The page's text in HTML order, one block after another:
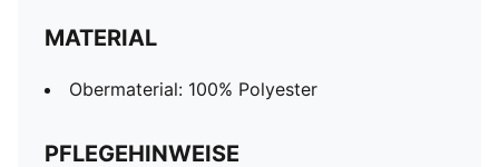
MATERIAL
Obermaterial: 100% Polyester
PFLEGEHINWEISE